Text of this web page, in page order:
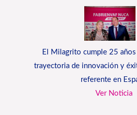
El Milagrito cumple 25 años
trayectoria de innovación y
referente en
Ver Noticia